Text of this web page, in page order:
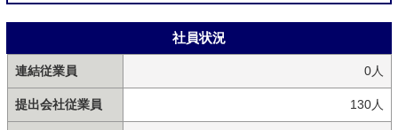
社員状況
連結従業員 0人
提出会社従業員 130人